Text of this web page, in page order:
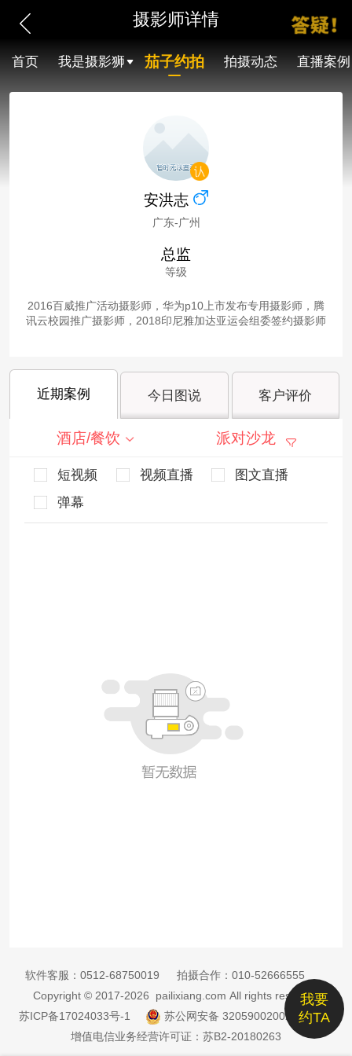
摄影师详情
首页 我是摄影狮 茄子约拍 拍摄动态 直播案例
安洪志
广东-广州
总监
等级
2016百威推广活动摄影师，华为p10上市发布专用摄影师，腾
讯云校园推广摄影师，2018印尼雅加达亚运会组委签约摄影师
近期案例 今日图说 客户评价
酒店/餐饮 派对沙龙
短视频 视频直播
图文直播
弹幕
我要
约TA
软件客服： 0512-68750019 拍摄合作： 010-52666555
Copyright © 2017-2026 pailixiang.com All rights reserved
苏ICP备17024033号-1
苏公网安备 32059002002885号
增值电信业务经营许可证：苏B2-20180263